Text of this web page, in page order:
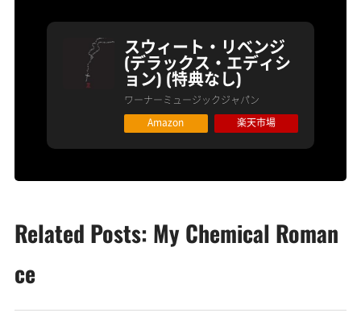
スウィート・リベンジ
(デラックス・エディシ
ョン) (特典なし)
ワーナーミュージックジャパン
Amazon 楽天市場
Related Posts: My Chemical Roman
ce